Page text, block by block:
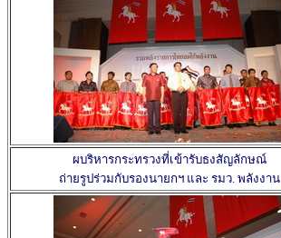
ผบริหารกระทรวงที่เข้ารับธงสัญลักษณ์
ถ่ายรูปร่วมกับรองนายกฯ และ รมว. พลังงาน